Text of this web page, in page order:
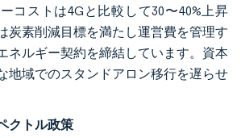
コストは4Gと比較して30〜40%上昇
炭素削減目標を満たし運営費を管理す
ネルギー契約を締結しています。資本
地域でのスタンドアロン移行を遅らせ
クトル政策